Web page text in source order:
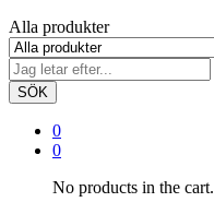
Alla produkter
SÖK
0
0
No products in the cart.